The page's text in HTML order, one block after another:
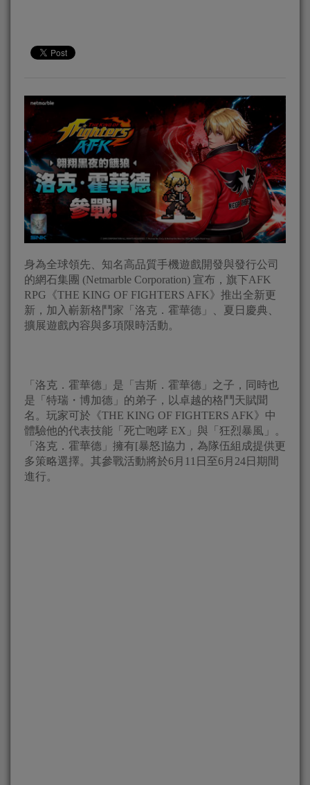
身為全球領先、知名高品質手機遊戲開發與發行公司
的網石集團 (Netmarble Corporation) 宣布，旗下AFK
RPG《THE KING OF FIGHTERS AFK》推出全新更
新，加入嶄新格鬥家「洛克．霍華德」、夏日慶典、
擴展遊戲內容與多項限時活動。
「洛克．霍華德」是「吉斯．霍華德」之子，同時也
是「特瑞・博加德」的弟子，以卓越的格鬥天賦聞
名。玩家可於《THE KING OF FIGHTERS AFK》中
體驗他的代表技能「死亡咆哮 EX」與「狂烈暴風」。
「洛克．霍華德」擁有[暴怒]協力，為隊伍組成提供更
多策略選擇。其參戰活動將於6月11日至6月24日期間
進行。